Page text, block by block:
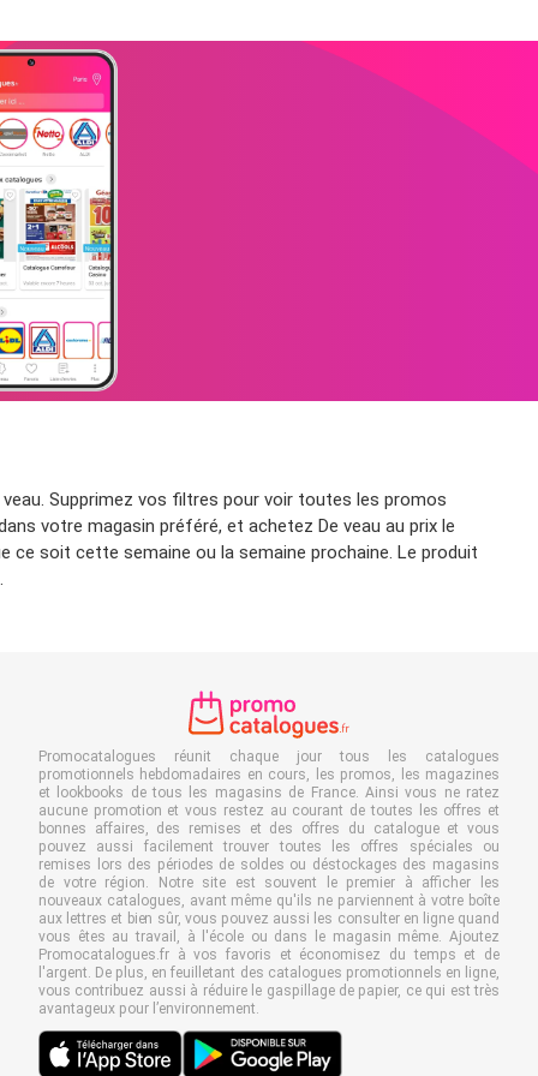
Supprimez vos filtres pour voir toutes les promos
votre magasin préféré, et achetez De veau au prix le
ce soit cette semaine ou la semaine prochaine. Le produit
Promocatalogues réunit chaque jour tous les catalogues
promotionnels hebdomadaires en cours, les promos, les magazines
et lookbooks de tous les magasins de France. Ainsi vous ne ratez
aucune promotion et vous restez au courant de toutes les offres et
bonnes affaires, des remises et des offres du catalogue et vous
pouvez aussi facilement trouver toutes les offres spéciales ou
remises lors des périodes de soldes ou déstockages des magasins
de votre région. Notre site est souvent le premier à afficher les
nouveaux catalogues, avant même qu'ils ne parviennent à votre boîte
aux lettres et bien sûr, vous pouvez aussi les consulter en ligne quand
vous êtes au travail, à l'école ou dans le magasin même. Ajoutez
Promocatalogues.fr à vos favoris et économisez du temps et de
l'argent. De plus, en feuilletant des catalogues promotionnels en ligne,
vous contribuez aussi à réduire le gaspillage de papier, ce qui est très
avantageux pour l’environnement.